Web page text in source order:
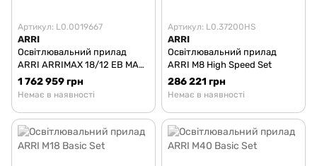
Артикул: L0.0019667
ARRI
Освітлювальний прилад
ARRI ARRIMAX 18/12 EB MAX
Set
1 762 959 грн
Немає в наявності
Артикул: L0.37200HS
ARRI
Освітлювальний прилад
ARRI M8 High Speed Set
286 221 грн
Немає в наявності